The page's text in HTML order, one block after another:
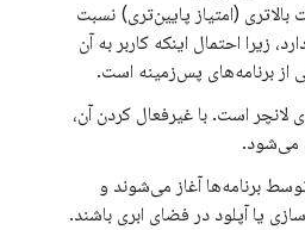
بالاتری (امتیاز پایین‌تری) نسبت
زیرا احتمال اینکه کاربر به آن
از برنامه‌های پس‌زمینه است.
لانچر است. با غیرفعال کردن آن،
می‌شود.
برنامه‌ها آغاز می‌شوند و
یا آپلود در فضای ابری باشند.